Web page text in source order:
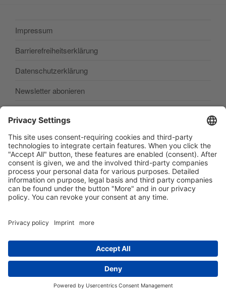
Impressum
Barrierefreiheitserklärung
Datenschutzerklärung
Newsletter abonieren
SEARCH
Buscar
por:
Buscar